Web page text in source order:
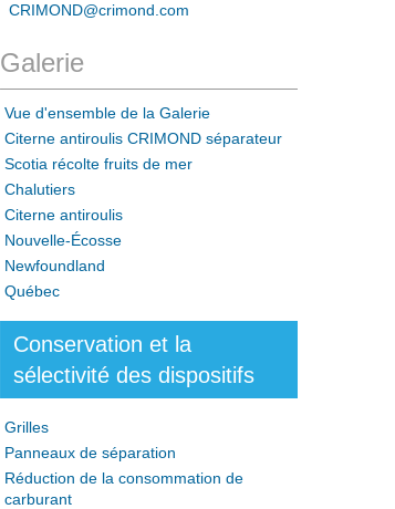
CRIMOND@crimond.com
Galerie
Vue d'ensemble de la Galerie
Citerne antiroulis CRIMOND séparateur
Scotia récolte fruits de mer
Chalutiers
Citerne antiroulis
Nouvelle-Écosse
Newfoundland
Québec
Conservation et la
sélectivité des dispositifs
Grilles
Panneaux de séparation
Réduction de la consommation de
carburant